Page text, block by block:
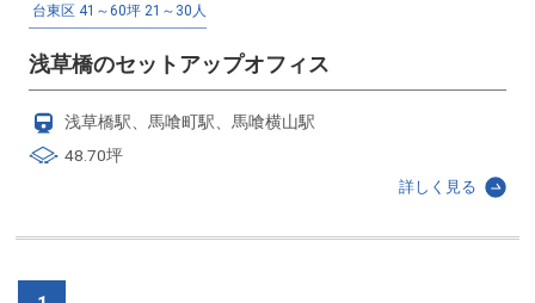
台東区 41～60坪 21～30人
浅草橋のセットアップオフィス
浅草橋駅、馬喰町駅、馬喰横山駅
48.70坪
詳しく見る